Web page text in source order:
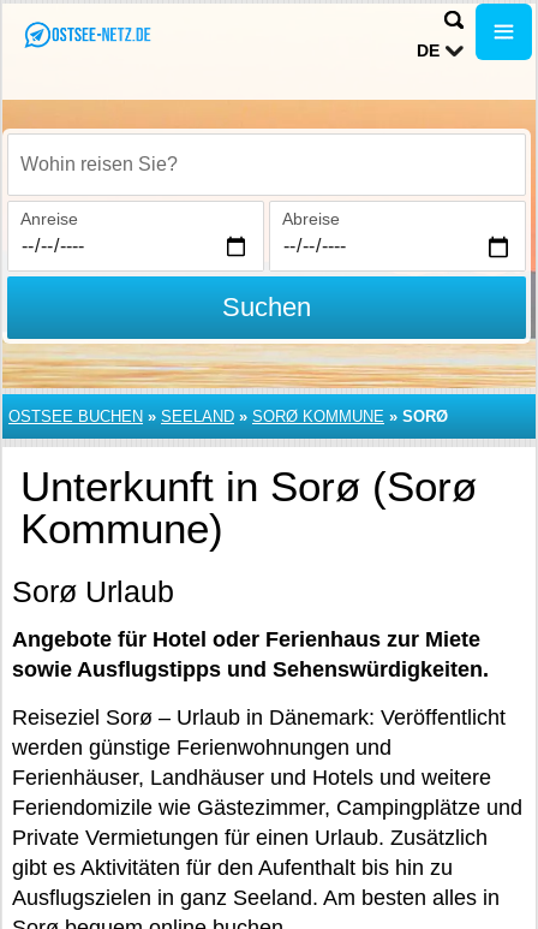
DE
Wohin reisen Sie?
Anreise Abreise
Suchen
OSTSEE BUCHEN » SEELAND » SORØ KOMMUNE » SORØ
Unterkunft in Sorø (Sorø
Kommune)
Sorø Urlaub
Angebote für Hotel oder Ferienhaus zur Miete
sowie Ausflugstipps und Sehenswürdigkeiten.
Reiseziel Sorø – Urlaub in Dänemark: Veröffentlicht
werden günstige Ferienwohnungen und
Ferienhäuser, Landhäuser und Hotels und weitere
Feriendomizile wie Gästezimmer, Campingplätze und
Private Vermietungen für einen Urlaub. Zusätzlich
gibt es Aktivitäten für den Aufenthalt bis hin zu
Ausflugszielen in ganz Seeland. Am besten alles in